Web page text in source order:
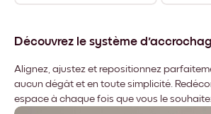
Découvrez le système
Alignez, ajustez et repositionnez
aucun dégât et en toute simplicité.
espace à chaque fois que vous le